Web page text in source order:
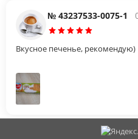
№ 43237533-0075-1
Вкусное печенье, рекомендую)